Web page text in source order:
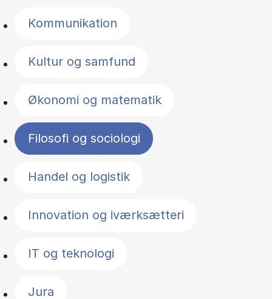
Kommunikation
Kultur og samfund
Økonomi og matematik
Filosofi og sociologi
Handel og logistik
Innovation og iværksætteri
IT og teknologi
Jura